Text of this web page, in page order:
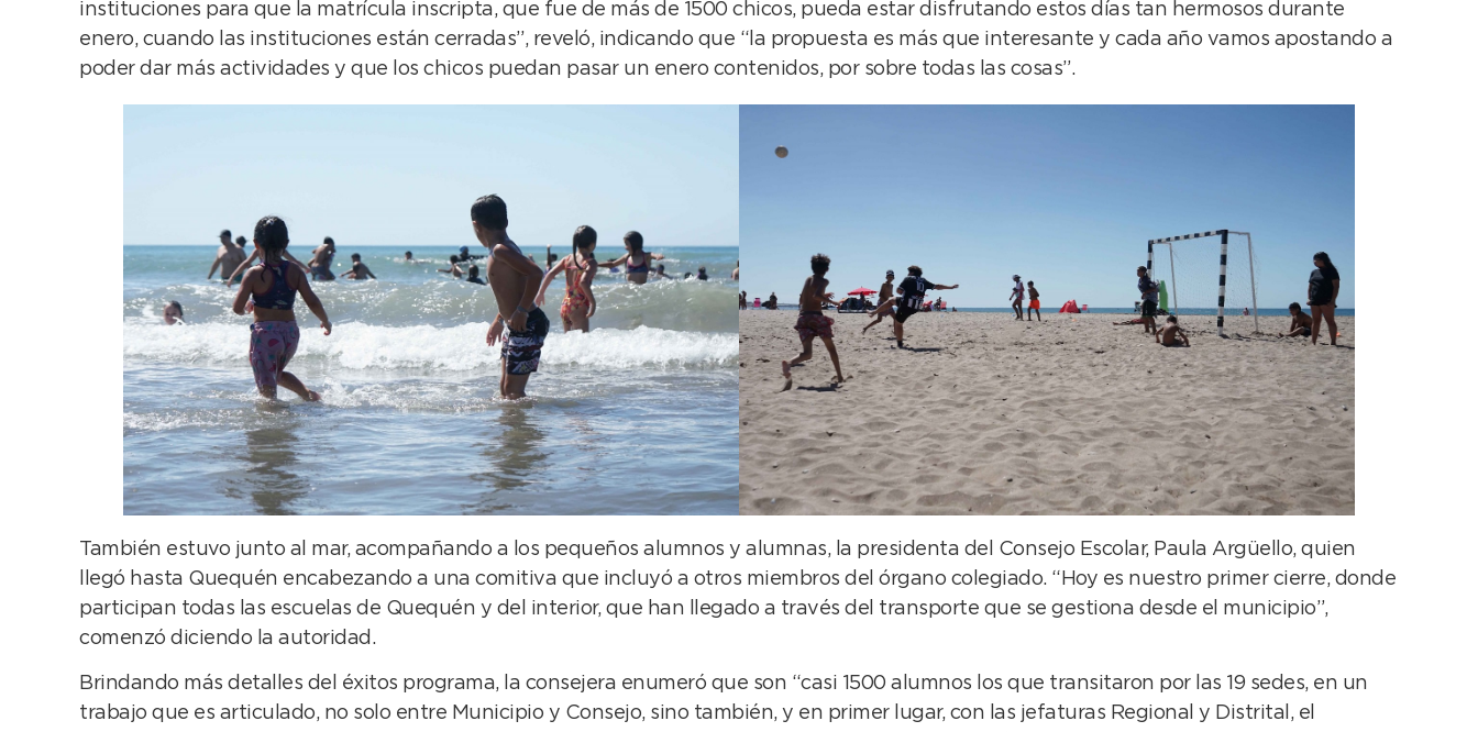
instituciones para que la matrícula inscripta, que fue de más de 1500 chicos, pueda estar disfrutando estos días tan hermosos durante
enero, cuando las instituciones están cerradas”, reveló, indicando que “la propuesta es más que interesante y cada año vamos apostando a
poder dar más actividades y que los chicos puedan pasar un enero contenidos, por sobre todas las cosas”.
También estuvo junto al mar, acompañando a los pequeños alumnos y alumnas, la presidenta del Consejo Escolar, Paula Argüello, quien
llegó hasta Quequén encabezando a una comitiva que incluyó a otros miembros del órgano colegiado. “Hoy es nuestro primer cierre, donde
participan todas las escuelas de Quequén y del interior, que han llegado a través del transporte que se gestiona desde el municipio”,
comenzó diciendo la autoridad.
Brindando más detalles del éxitos programa, la consejera enumeró que son “casi 1500 alumnos los que transitaron por las 19 sedes, en un
trabajo que es articulado, no solo entre Municipio y Consejo, sino también, y en primer lugar, con las jefaturas Regional y Distrital, el